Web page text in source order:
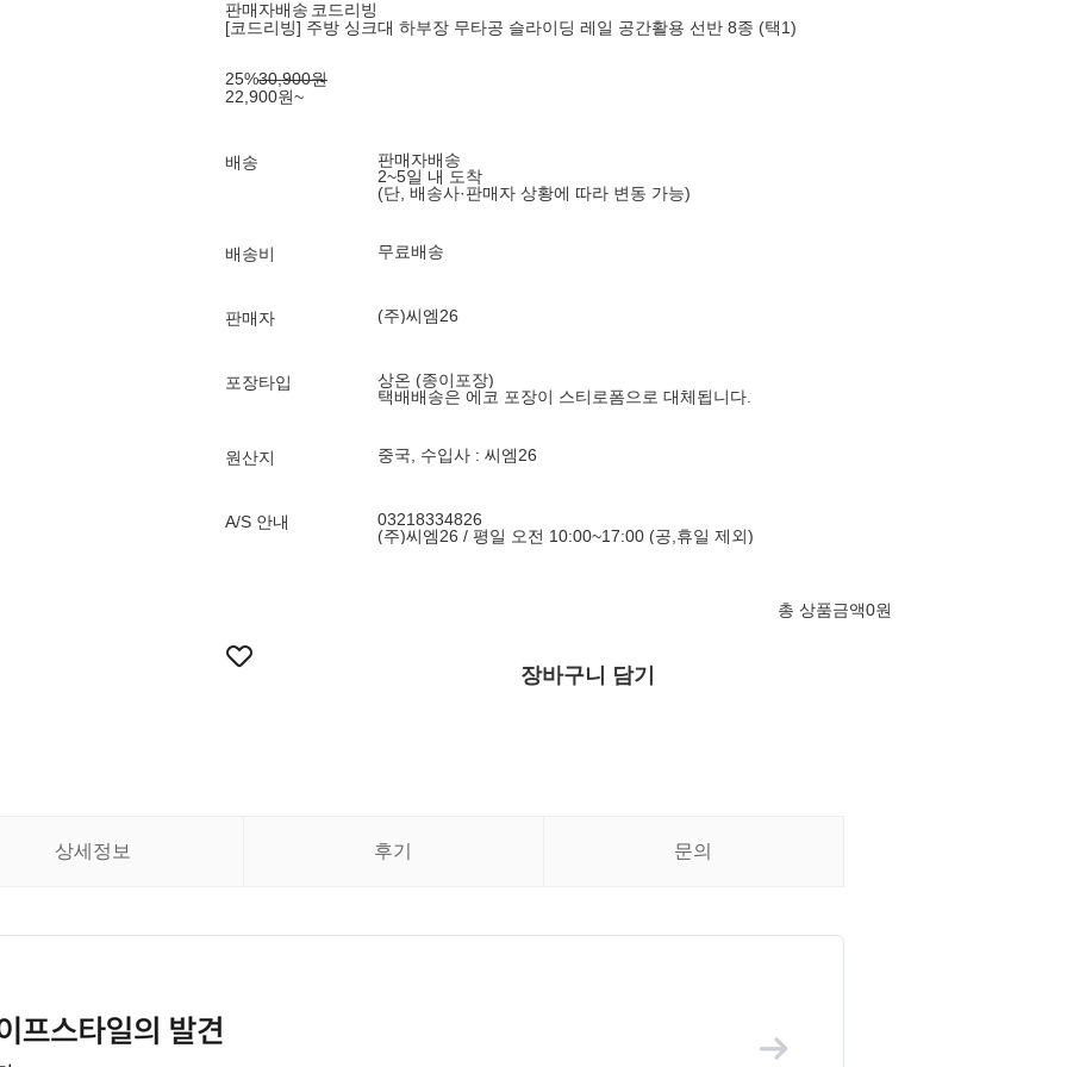
판매자배송 코드리빙
[코드리빙] 주방 싱크대 하부장 무타공 슬라이딩 레일 공간활용 선반 8종 (택1)
25%30,900원
22,900원~
배송
판매자배송
2~5일 내 도착
(단, 배송사·판매자 상황에 따라 변동 가능)
배송비 무료배송
판매자 (주)씨엠26
포장타입
상온 (종이포장)
택배배송은 에코 포장이 스티로폼으로 대체됩니다.
원산지 중국, 수입사 : 씨엠26
A/S 안내
03218334826
(주)씨엠26 / 평일 오전 10:00~17:00 (공,휴일 제외)
총 상품금액0원
장바구니 담기
상세정보 후기 문의